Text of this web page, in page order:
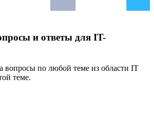
и ответы для IT-
вопросы по любой теме из области IT
теме.